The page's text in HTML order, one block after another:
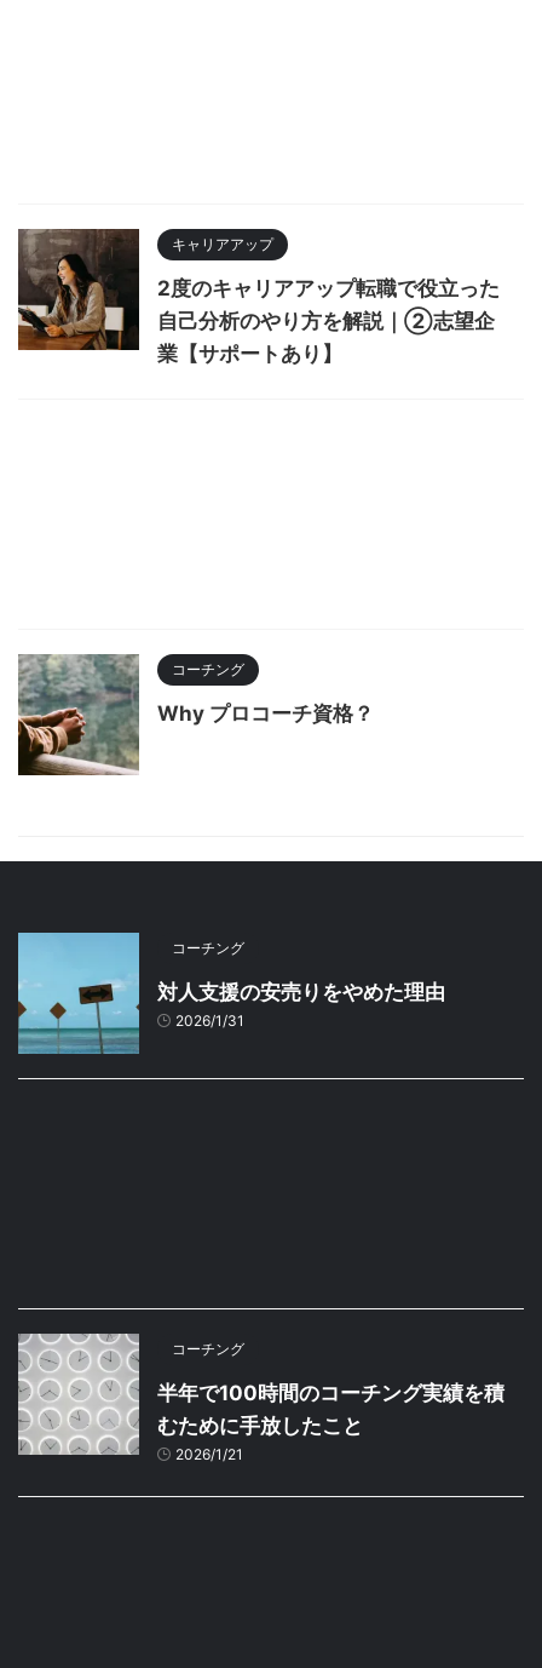
キャリアアップ
2度のキャリアアップ転職で役立った
自己分析のやり方を解説｜②志望企
業【サポートあり】
コーチング
Why プロコーチ資格？
コーチング
対人支援の安売りをやめた理由
2026/1/31
コーチング
半年で100時間のコーチング実績を積
むために手放したこと
2026/1/21